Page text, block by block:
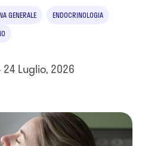
GENERALE
ENDOCRINOLOGIA
Luglio, 2026